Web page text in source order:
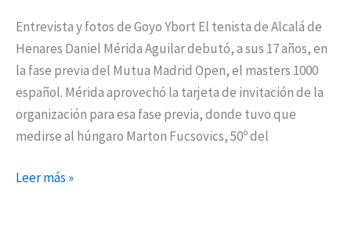
Entrevista y fotos de Goyo Ybort El tenista de Alcalá de
Henares Daniel Mérida Aguilar debutó, a sus 17 años, en
la fase previa del Mutua Madrid Open, el masters 1000
español. Mérida aprovechó la tarjeta de invitación de la
organización para esa fase previa, donde tuvo que
medirse al húngaro Marton Fucsovics, 50º del
Leer más »